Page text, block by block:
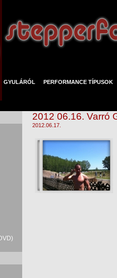
GYULÁRÓL PERFORMANCE TÍPUSOK
2012 06.16. Varró
2012.06.17.